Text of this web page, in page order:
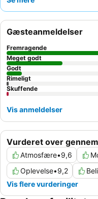
konsekvent det
anbefales gæster at
haven.
Vurderet over
Atmosfære•9,6
Oplevelse•9,2
Vis flere vurderinger
Gæsteanmeldelser
Fremragende
Meget godt
Godt
Rimeligt
Skuffende
Vis anmeldelser